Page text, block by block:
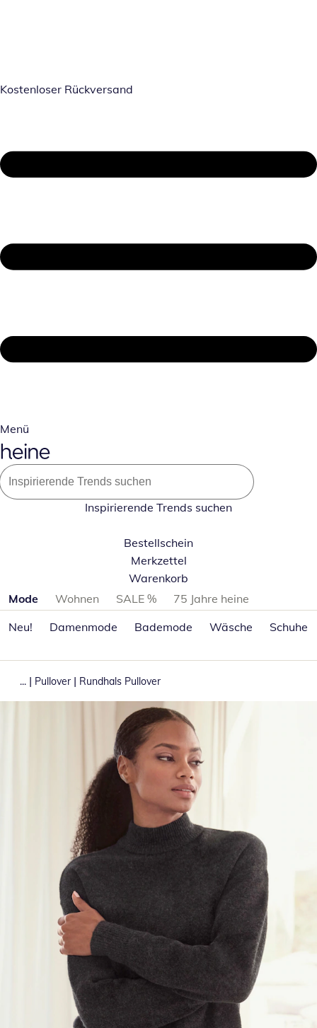
Kostenloser Rückversand
Menü
Inspirierende Trends suchen
Bestellschein
Merkzettel
Warenkorb
Produktkategorien überspringen
Mode Wohnen SALE %
75 Jahre heine
Neu!
Damenmode Bademode Wäsche Schuhe
... | Pullover | Rundhals Pullover